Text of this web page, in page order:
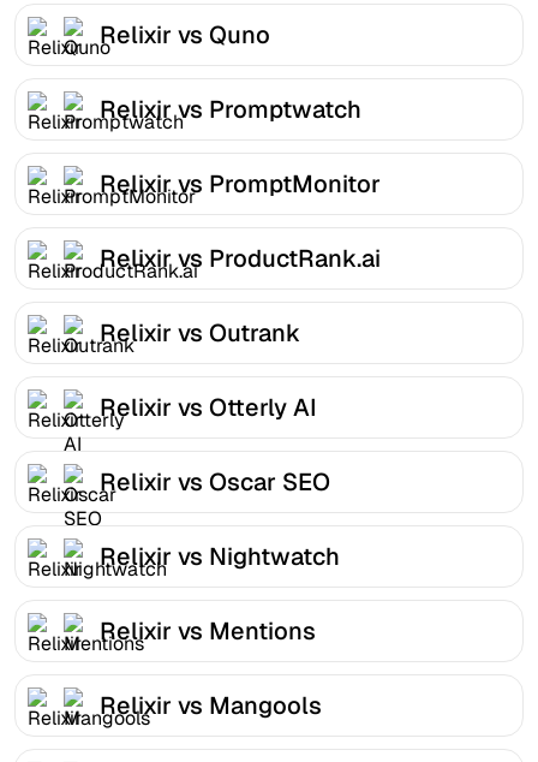
Relixir vs Quno
Relixir vs Promptwatch
Relixir vs PromptMonitor
Relixir vs ProductRank.ai
Relixir vs Outrank
Relixir vs Otterly AI
Relixir vs Oscar SEO
Relixir vs Nightwatch
Relixir vs Mentions
Relixir vs Mangools